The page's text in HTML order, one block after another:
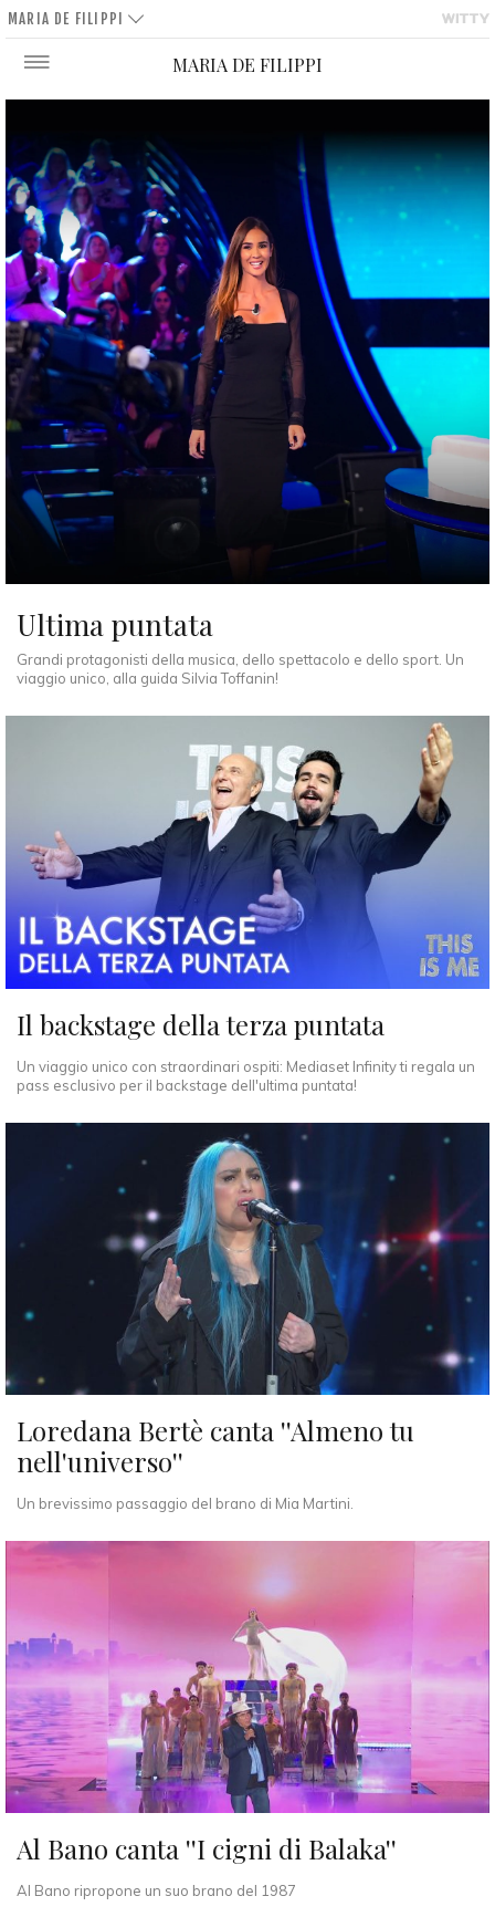
MARIA DE FILIPPI
MARIA DE FILIPPI
Ultima puntata
Grandi protagonisti della musica, dello spettacolo e dello sport. Un
viaggio unico, alla guida Silvia Toffanin!
Il backstage della terza puntata
Un viaggio unico con straordinari ospiti: Mediaset Infinity ti regala un
pass esclusivo per il backstage dell'ultima puntata!
Loredana Bertè canta ''Almeno tu
nell'universo''
Un brevissimo passaggio del brano di Mia Martini.
Al Bano canta ''I cigni di Balaka''
Al Bano ripropone un suo brano del 1987